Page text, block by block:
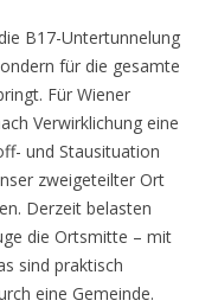
B17-Untertunnelung
für die gesamte
Für Wiener
Verwirklichung eine
und Stausituation
zweigeteilter Ort
Derzeit belasten
die Ortsmitte – mit
sind praktisch
eine Gemeinde.